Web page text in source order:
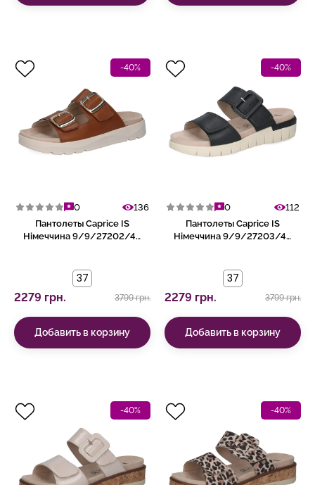
-40%
0
136
Пантолеты Caprice IS
Німеччина 9/9/27202/46
37
2279 грн. 3799 грн.
Добавить в корзину
-40%
0
112
Пантолеты Caprice IS
Німеччина 9/9/27203/44
37
2279 грн. 3799 грн.
Добавить в корзину
-40% -40%